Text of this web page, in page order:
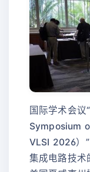
国际学术会议
Symposium
VLSI 2026）
集成电路技术